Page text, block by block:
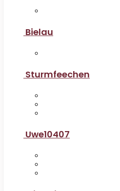
Bielau
Sturmfeechen
Uwe10407